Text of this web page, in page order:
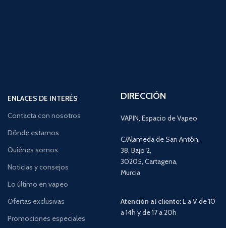
ENLACES DE INTERÉS
Contacta con nosotros
Dónde estamos
Quiénes somos
Noticias y consejos
Lo último en vapeo
Ofertas exclusivas
Promociones especiales
DIRECCIÓN
VAPIN, Espacio de Vapeo
C/Alameda de San Antón,
38, Bajo 2,
30205, Cartagena,
Murcia
Atención al cliente:L a V de 10
a 14h y de 17 a 20h